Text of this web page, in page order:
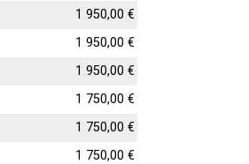
1 950,00 €
1 950,00 €
1 950,00 €
1 750,00 €
1 750,00 €
1 750,00 €